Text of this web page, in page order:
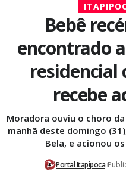
Bebê
encontrado
residencial
recebe
Moradora ouviu o choro
manhã deste domingo
Bela, e acionou
Portal Itapipoca